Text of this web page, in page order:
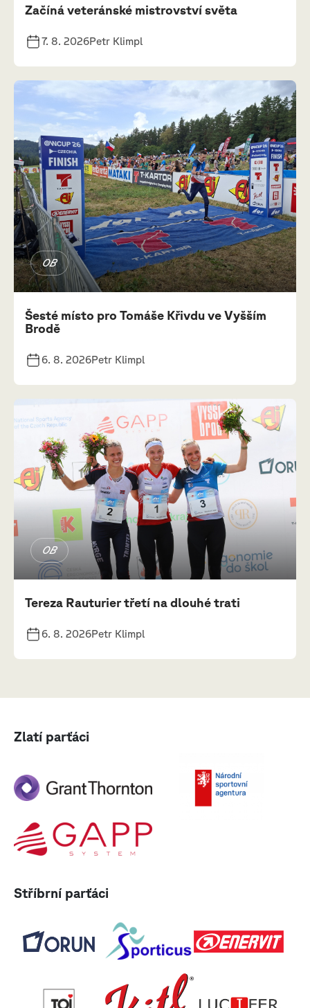
Začíná veteránské mistrovství světa
7. 8. 2026Petr Klimpl
OB
Šesté místo pro Tomáše Křivdu ve Vyšším
Brodě
6. 8. 2026Petr Klimpl
OB
Tereza Rauturier třetí na dlouhé trati
6. 8. 2026Petr Klimpl
Zlatí parťáci
Stříbrní parťáci